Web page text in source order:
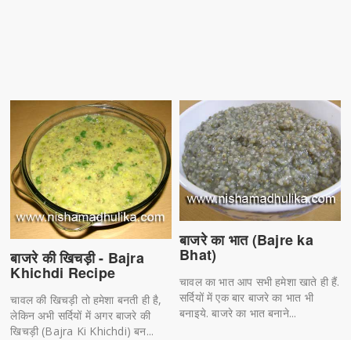
बाजरे की खिचड़ी - Bajra
Khichdi Recipe
चावल की खिचड़ी तो हमेशा बनती ही है,
लेकिन अभी सर्दियों में अगर बाजरे की
खिचड़ी (Bajra Ki Khichdi) बन...
बाजरे का भात (Bajre ka
Bhat)
चावल का भात आप सभी हमेशा खाते ही हैं.
सर्दियों में एक बार बाजरे का भात भी
बनाइये. बाजरे का भात बनाने...